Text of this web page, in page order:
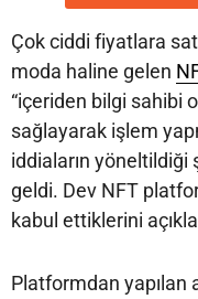
Çok ciddi fiyatlara
moda haline gelen
“içeriden bilgi sahibi
sağlayarak işlem
iddiaların yöneltildiği
geldi. Dev NFT
kabul ettiklerini
Platformdan yapılan